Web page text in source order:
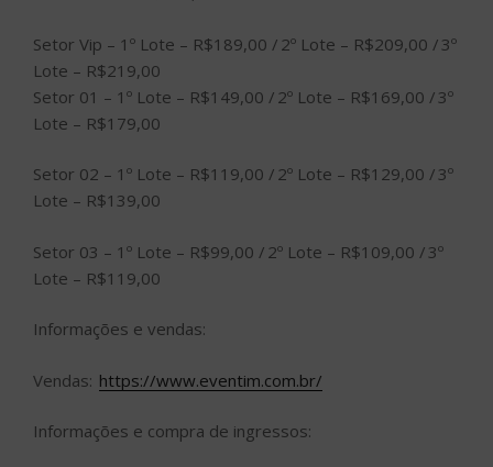
Setor Vip – 1º Lote – R$189,00 / 2º Lote – R$209,00 / 3º
Lote – R$219,00
Setor 01 – 1º Lote – R$149,00 / 2º Lote – R$169,00 / 3º
Lote – R$179,00
Setor 02 – 1º Lote – R$119,00 / 2º Lote – R$129,00 / 3º
Lote – R$139,00
Setor 03 – 1º Lote – R$99,00 / 2º Lote – R$109,00 / 3º
Lote – R$119,00
Informações e vendas:
Vendas: https://www.eventim.com.br/
Informações e compra de ingressos: